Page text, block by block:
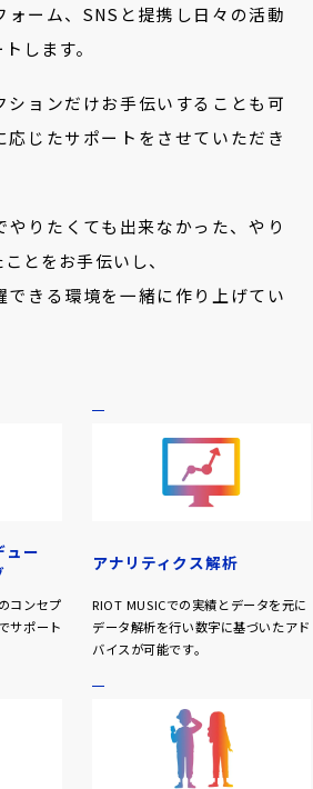
ォーム、SNSと提携し日々の活動
します。
ションだけお手伝いすることも可
応じたサポートをさせていただき
りたくても出来なかった、やり
とをお手伝いし、
できる環境を一緒に作り上げてい
ュー
コンセプ
サポート
アナリティクス解析
RIOT MUSICでの実績とデータを元に
データ解析を行い数字に基づいたアド
バイスが可能です。